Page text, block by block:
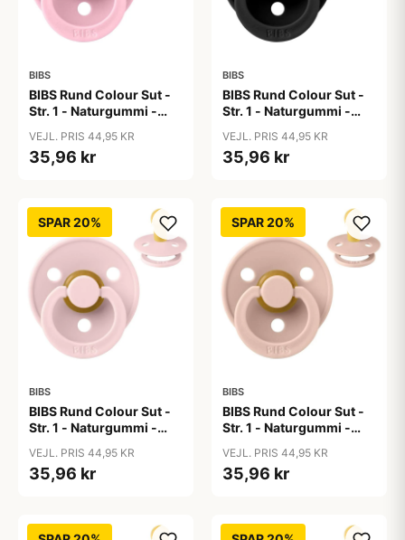
BIBS
BIBS Rund Colour Sut -
Str. 1 - Naturgummi -
VEJL. PRIS 44,95 KR
35,96 kr
BIBS
BIBS Rund Colour Sut -
Str. 1 - Naturgummi -
VEJL. PRIS 44,95 KR
35,96 kr
SPAR 20%
BIBS
BIBS Rund Colour Sut -
Str. 1 - Naturgummi -
VEJL. PRIS 44,95 KR
35,96 kr
SPAR 20%
BIBS
BIBS Rund Colour Sut -
Str. 1 - Naturgummi -
VEJL. PRIS 44,95 KR
35,96 kr